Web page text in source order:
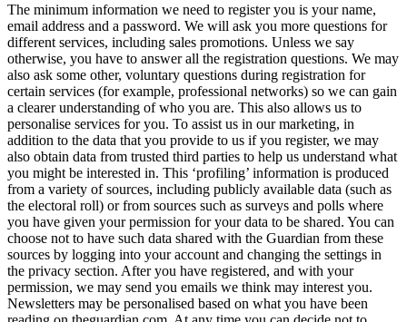
The minimum information we need to register you is your name,
email address and a password. We will ask you more questions for
different services, including sales promotions. Unless we say
otherwise, you have to answer all the registration questions. We may
also ask some other, voluntary questions during registration for
certain services (for example, professional networks) so we can gain
a clearer understanding of who you are. This also allows us to
personalise services for you. To assist us in our marketing, in
addition to the data that you provide to us if you register, we may
also obtain data from trusted third parties to help us understand what
you might be interested in. This ‘profiling’ information is produced
from a variety of sources, including publicly available data (such as
the electoral roll) or from sources such as surveys and polls where
you have given your permission for your data to be shared. You can
choose not to have such data shared with the Guardian from these
sources by logging into your account and changing the settings in
the privacy section. After you have registered, and with your
permission, we may send you emails we think may interest you.
Newsletters may be personalised based on what you have been